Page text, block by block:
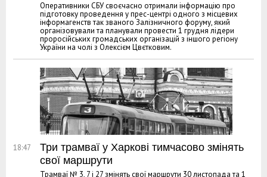
Оперативники СБУ своєчасно отримали інформацію про
підготовку проведення у прес-центрі одного з місцевих
інформагенств так званого Залізничного форуму, який
організовували та планували провести 1 грудня лідери
проросійських громадських організацій з іншого регіону
України на чолі з Олексієм Цвєтковим.
18:47
Три трамваї у Харкові тимчасово змінять
свої маршрути
Трамваї № 3, 7 і 27 змінять свої маршрути 30 листопада та 1